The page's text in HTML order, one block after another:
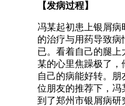
【发病过程】
冯某起初患上银屑
的治疗与用药导致
已。看着自己的腿
某的心里焦躁极了，
自己的病能好转。
位朋友的推荐下，冯
到了郑州市银屑病研